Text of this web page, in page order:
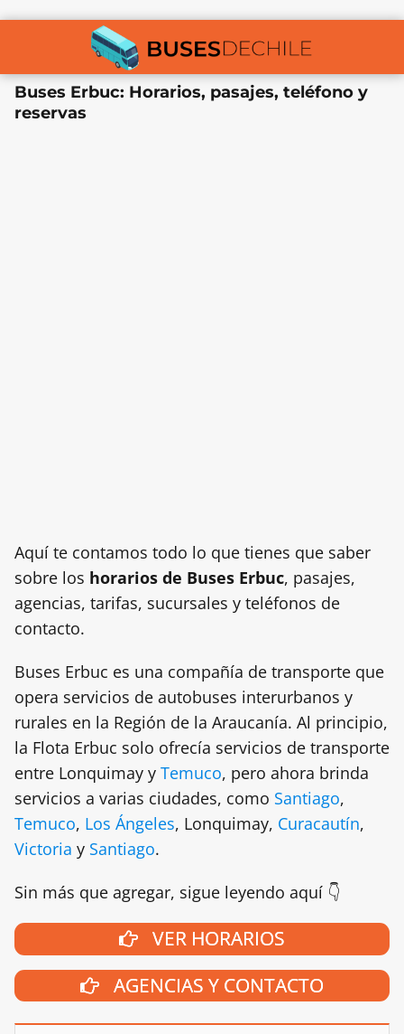
Buses Erbuc: Horarios, pasajes, teléfono y
reservas
Aquí te contamos todo lo que tienes que saber
sobre los horarios de Buses Erbuc, pasajes,
agencias, tarifas, sucursales y teléfonos de
contacto.
Buses Erbuc es una compañía de transporte que
opera servicios de autobuses interurbanos y
rurales en la Región de la Araucanía. Al principio,
la Flota Erbuc solo ofrecía servicios de transporte
entre Lonquimay y Temuco, pero ahora brinda
servicios a varias ciudades, como Santiago,
Temuco, Los Ángeles, Lonquimay, Curacautín,
Victoria y Santiago.
Sin más que agregar, sigue leyendo aquí 👇
VER HORARIOS
AGENCIAS Y CONTACTO